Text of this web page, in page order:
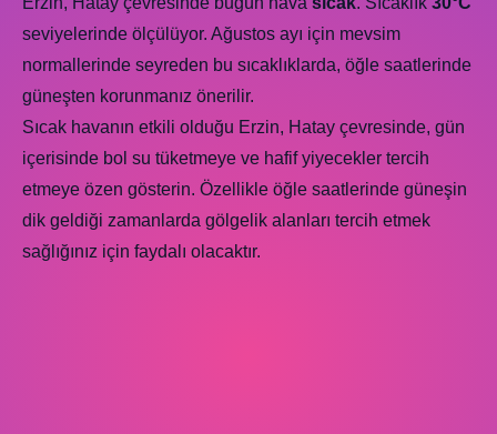
seviyelerinde ölçülüyor. Ağustos ayı için mevsim
normallerinde seyreden bu sıcaklıklarda, öğle saatlerinde
güneşten korunmanız önerilir.
Sıcak havanın etkili olduğu Erzin, Hatay çevresinde, gün
içerisinde bol su tüketmeye ve hafif yiyecekler tercih
etmeye özen gösterin. Özellikle öğle saatlerinde güneşin
dik geldiği zamanlarda gölgelik alanları tercih etmek
sağlığınız için faydalı olacaktır.